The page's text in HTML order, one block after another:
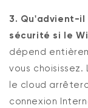
3. Qu'advient-
sécurité si le
dépend
vous
le cloud
connexion